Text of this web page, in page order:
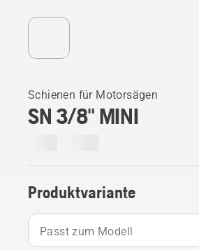
Schienen für Motorsägen
SN 3/8" MINI
Produktvariante
Passt zum Modell